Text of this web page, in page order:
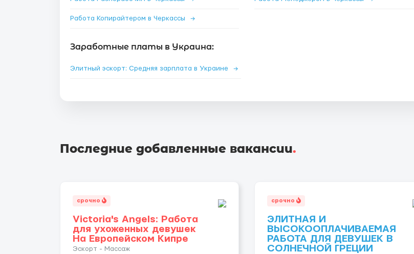
Работа Копирайтером в Черкассы →
Заработные платы в Украина:
Элитный эскорт: Средняя зарплата в Украине →
Последние добавленные вакансии.
срочно
Victoria's Angels: Работа
для ухоженных девушек
На Европейском Кипре
Эскорт - Массаж
срочно
ЭЛИТНАЯ И
ВЫСОКООПЛАЧИВАЕМАЯ
РАБОТА ДЛЯ ДЕВУШЕК В
СОЛНЕЧНОЙ ГРЕЦИИ